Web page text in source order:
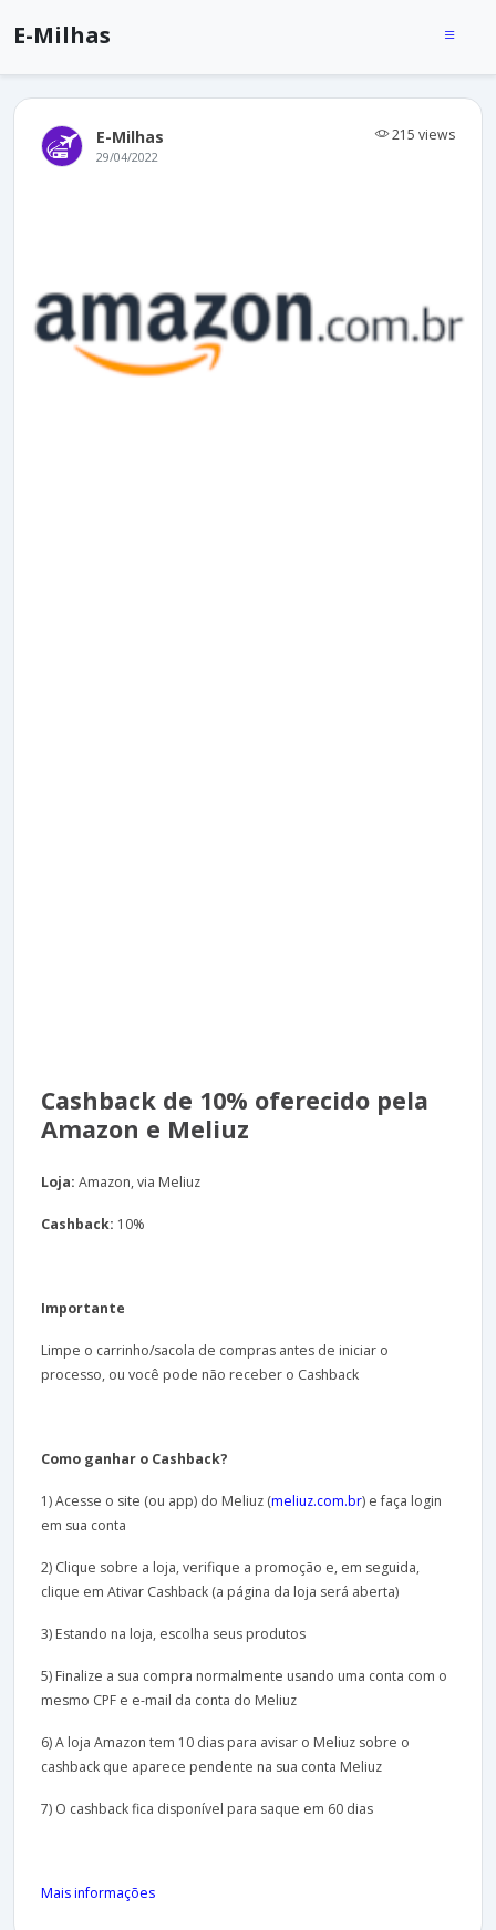
E-Milhas
E-Milhas 215 views
29/04/2022
Cashback de 10% oferecido pela
Amazon e Meliuz
Loja: Amazon, via Meliuz
Cashback: 10%
Importante
Limpe o carrinho/sacola de compras antes de iniciar o
processo, ou você pode não receber o Cashback
Como ganhar o Cashback?
1) Acesse o site (ou app) do Meliuz (meliuz.com.br) e faça login
em sua conta
2) Clique sobre a loja, verifique a promoção e, em seguida,
clique em Ativar Cashback (a página da loja será aberta)
3) Estando na loja, escolha seus produtos
5) Finalize a sua compra normalmente usando uma conta com o
mesmo CPF e e-mail da conta do Meliuz
6) A loja Amazon tem 10 dias para avisar o Meliuz sobre o
cashback que aparece pendente na sua conta Meliuz
7) O cashback fica disponível para saque em 60 dias
Mais informações